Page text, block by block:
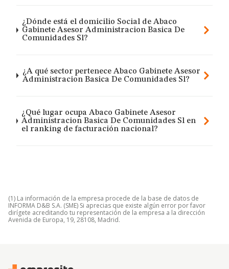
¿Dónde está el domicilio Social de Abaco
Gabinete Asesor Administracion Basica De
Comunidades Sl?
¿A qué sector pertenece Abaco Gabinete Asesor
Administracion Basica De Comunidades Sl?
¿Qué lugar ocupa Abaco Gabinete Asesor
Administracion Basica De Comunidades Sl en
el ranking de facturación nacional?
(1) La información de la empresa procede de la base de datos de
INFORMA D&B S.A. (SME) Si aprecias que existe algún error por favor
dirígete acreditando tu representación de la empresa a la dirección
Avenida de Europa, 19, 28108, Madrid.